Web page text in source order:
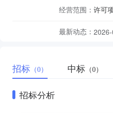
经营范围：
最新动态：
招标 （0） 中标 （0）
招标分析